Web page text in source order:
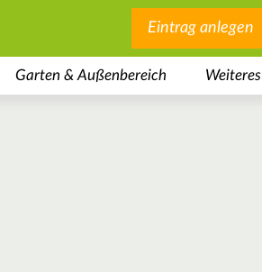
Eintrag anlegen
Garten & Außenbereich Weiteres